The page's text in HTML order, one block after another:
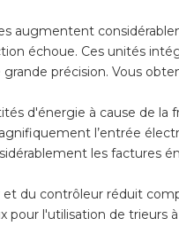
augmentent
échoue. Ces unités
précision. Vous
d'énergie à cause de la
l’entrée
les factures
du contrôleur réduit
pour l'utilisation de